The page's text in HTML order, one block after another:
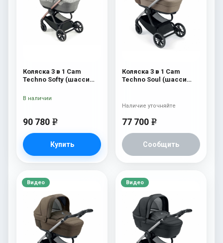
Коляска 3 в 1 Cam
Techno Softy (шасси
90 780 e
Купить
В наличии
Коляска 3 в 1 Cam
Techno Soul (шасси
77 700 e
Сообщить
Наличие уточняйте
Видео Видео